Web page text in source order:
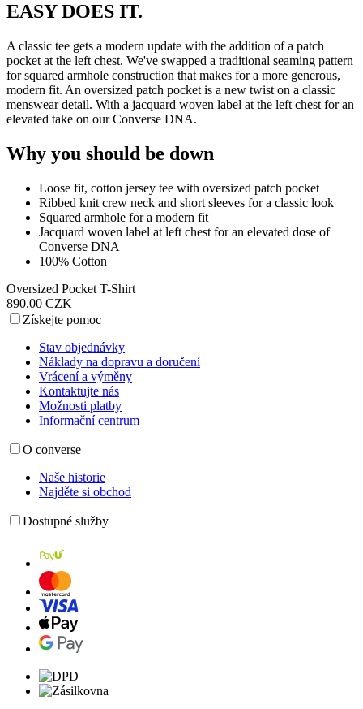
EASY DOES IT.
A classic tee gets a modern update with the addition of a patch
pocket at the left chest. We've swapped a traditional seaming pattern
for squared armhole construction that makes for a more generous,
modern fit. An oversized patch pocket is a new twist on a classic
menswear detail. With a jacquard woven label at the left chest for an
elevated take on our Converse DNA.
Why you should be down
Loose fit, cotton jersey tee with oversized patch pocket
Ribbed knit crew neck and short sleeves for a classic look
Squared armhole for a modern fit
Jacquard woven label at left chest for an elevated dose of
Converse DNA
100% Cotton
Oversized Pocket T-Shirt
890.00 CZK
Získejte pomoc
Stav objednávky
Náklady na dopravu a doručení
Vrácení a výměny
Kontaktujte nás
Možnosti platby
Informační centrum
O converse
Naše historie
Najděte si obchod
Dostupné služby